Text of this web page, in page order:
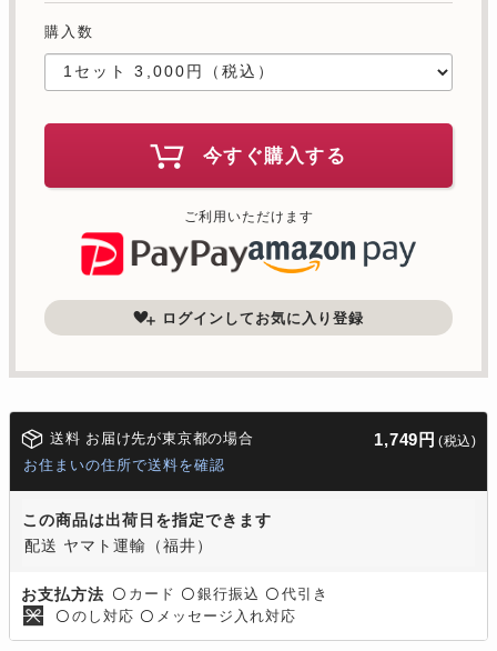
購入数
今すぐ購入する
ご利用いただけます
ログインしてお気に入り登録
送料 お届け先が東京都の場合 1,749円 (税込)
お住まいの住所で送料を確認
この商品は出荷日を指定できます
配送 ヤマト運輸（福井）
お支払方法 〇 カード 〇 銀行振込 〇 代引き
〇 のし対応 〇 メッセージ入れ対応